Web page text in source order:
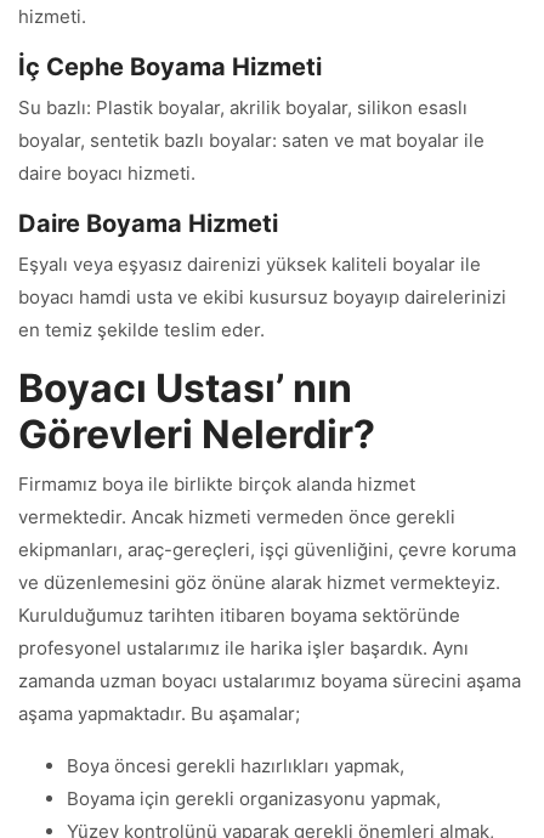
hizmeti.
İç Cephe Boyama Hizmeti
Su bazlı: Plastik boyalar, akrilik boyalar, silikon esaslı
boyalar, sentetik bazlı boyalar: saten ve mat boyalar ile
daire boyacı hizmeti.
Daire Boyama Hizmeti
Eşyalı veya eşyasız dairenizi yüksek kaliteli boyalar ile
boyacı hamdi usta ve ekibi kusursuz boyayıp dairelerinizi
en temiz şekilde teslim eder.
Boyacı Ustası’ nın
Görevleri Nelerdir?
Firmamız boya ile birlikte birçok alanda hizmet
vermektedir. Ancak hizmeti vermeden önce gerekli
ekipmanları, araç-gereçleri, işçi güvenliğini, çevre koruma
ve düzenlemesini göz önüne alarak hizmet vermekteyiz.
Kurulduğumuz tarihten itibaren boyama sektöründe
profesyonel ustalarımız ile harika işler başardık. Aynı
zamanda uzman boyacı ustalarımız boyama sürecini aşama
aşama yapmaktadır. Bu aşamalar;
Boya öncesi gerekli hazırlıkları yapmak,
Boyama için gerekli organizasyonu yapmak,
Yüzey kontrolünü yaparak gerekli önemleri almak,